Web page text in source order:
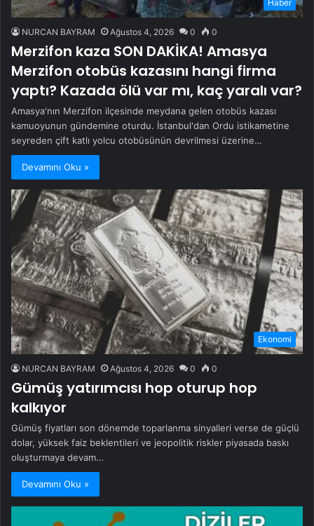
Haber
NURCAN BAYRAM Ağustos 4, 2026 0 0
Merzifon kaza SON DAKİKA! Amasya
Merzifon otobüs kazasını hangi firma
yaptı? Kazada ölü var mı, kaç yaralı var?
Amasya'nın Merzifon ilçesinde meydana gelen otobüs kazası
kamuoyunun gündemine oturdu. İstanbul'dan Ordu istikametine
seyreden çift katlı yolcu otobüsünün devrilmesi üzerine…
Devamını Oku »
Ekonomi
NURCAN BAYRAM Ağustos 4, 2026 0 0
Gümüş yatırımcısı hop oturup hop
kalkıyor
Gümüş fiyatları son dönemde toparlanma sinyalleri verse de güçlü
dolar, yüksek faiz beklentileri ve jeopolitik riskler piyasada baskı
oluşturmaya devam…
Devamını Oku »